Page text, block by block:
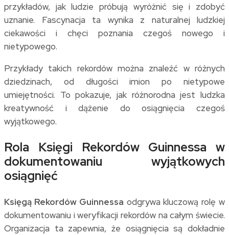
przykładów, jak ludzie próbują wyróżnić się i zdobyć
uznanie. Fascynacja ta wynika z naturalnej ludzkiej
ciekawości i chęci poznania czegoś nowego i
nietypowego.
Przykłady takich rekordów można znaleźć w różnych
dziedzinach, od długości imion po nietypowe
umiejętności. To pokazuje, jak różnorodna jest ludzka
kreatywność i dążenie do osiągnięcia czegoś
wyjątkowego.
Rola Księgi Rekordów Guinnessa w
dokumentowaniu wyjątkowych
osiągnięć
Księgą Rekordów Guinnessa odgrywa kluczową rolę w
dokumentowaniu i weryfikacji rekordów na całym świecie.
Organizacja ta zapewnia, że osiągnięcia są dokładnie